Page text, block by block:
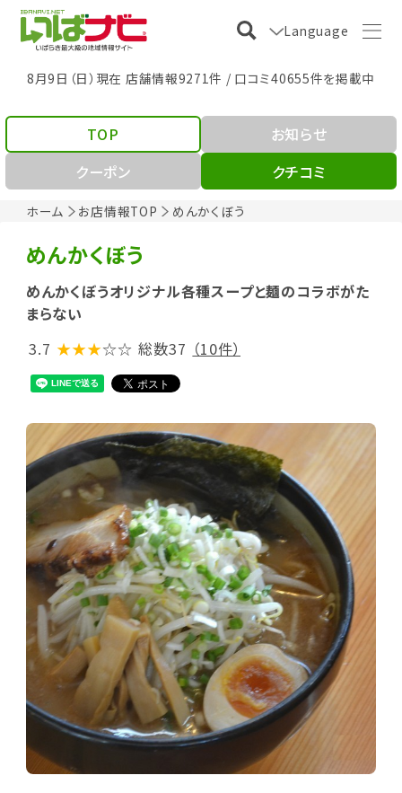
Language
8月9日（日）現在 店舗情報9271件 / 口コミ40655件を掲載中
ホーム お店情報TOP めんかくぼう
TOP
お知らせ
クーポン
クチコミ
めんかくぼう
めんかくぼうオリジナル各種スープと麺のコラボがた
まらない
3.7 ★★★☆☆ 総数37 （10件）